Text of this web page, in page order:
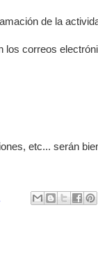
de la
correos
etc... serán